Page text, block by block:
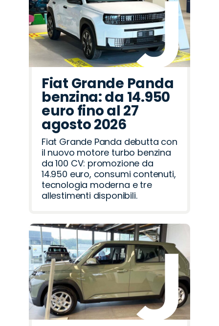
Fiat Grande Panda
benzina: da 14.950
euro fino al 27
agosto 2026
Fiat Grande Panda debutta con
il nuovo motore turbo benzina
da 100 CV: promozione da
14.950 euro, consumi contenuti,
tecnologia moderna e tre
allestimenti disponibili.